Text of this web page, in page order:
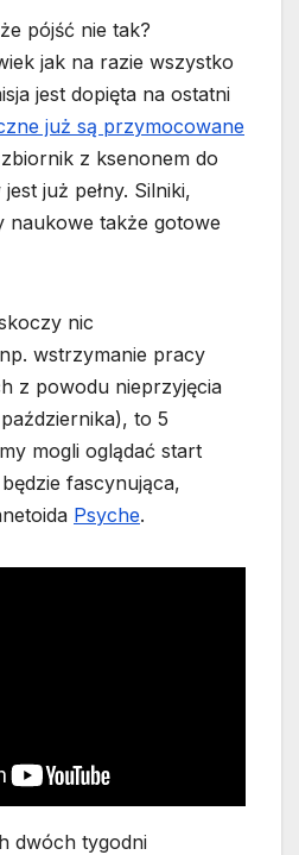
pójść nie tak?
jak na razie wszystko
jest dopięta na ostatni
już są przymocowane
z ksenonem do
już pełny. Silniki,
naukowe także gotowe
nic
wstrzymanie pracy
z powodu nieprzyjęcia
to 5
mogli oglądać start
fascynująca,
Psyche.
dwóch tygodni